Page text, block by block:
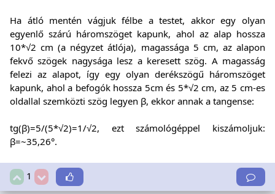
Ha átló mentén vágjuk félbe a testet, akkor egy olyan
egyenlő szárú háromszöget kapunk, ahol az alap hossza
10*√2 cm (a négyzet átlója), magassága 5 cm, az alapon
fekvő szögek nagysága lesz a keresett szög. A magasság
felezi az alapot, így egy olyan derékszögű háromszöget
kapunk, ahol a befogók hossza 5cm és 5*√2 cm, az 5 cm-es
oldallal szemközti szög legyen β, ekkor annak a tangense:
tg(β)=5/(5*√2)=1/√2, ezt számológéppel kiszámoljuk:
β=~35,26°.
1